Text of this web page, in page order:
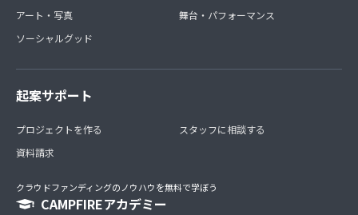
アート・写真
ソーシャルグッド
舞台・パフォーマンス
起案サポート
プロジェクトを作る
資料請求
スタッフに相談する
クラウドファンディングのノウハウを無料で学ぼう
CAMPFIREアカデミー